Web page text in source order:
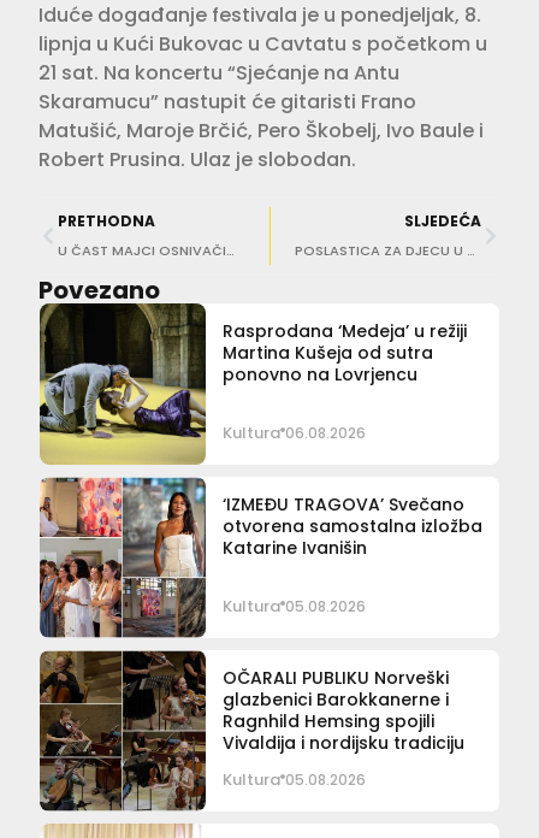
Iduće događanje festivala je u ponedjeljak, 8.
lipnja u Kući Bukovac u Cavtatu s početkom u
21 sat. Na koncertu “Sjećanje na Antu
Skaramucu” nastupit će gitaristi Frano
Matušić, Maroje Brčić, Pero Škobelj, Ivo Baule i
Robert Prusina. Ulaz je slobodan.
PRETHODNA
U ČAST MAJCI OSNIVAČICE Epidaurus festival za 20. obljetnicu pokreće stipendije za mlade talente
SLJEDEĆA
POSLASTICA ZA DJECU U TEATRU ‘Luka Modrić: moja igra’
Povezano
Rasprodana ‘Medeja’ u režiji
Martina Kušeja od sutra
ponovno na Lovrjencu
Kultura 06.08.2026
‘IZMEĐU TRAGOVA’ Svečano
otvorena samostalna izložba
Katarine Ivanišin
Kultura 05.08.2026
OČARALI PUBLIKU Norveški
glazbenici Barokkanerne i
Ragnhild Hemsing spojili
Vivaldija i nordijsku tradiciju
Kultura 05.08.2026